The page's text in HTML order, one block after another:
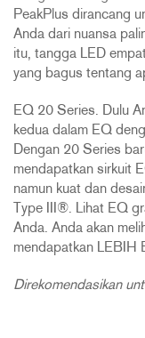
PeakPlus dirancang
Anda dari nuansa
itu, tangga LED
yang bagus tentang
EQ 20 Series. Dulu
kedua dalam EQ
Dengan 20 Series
mendapatkan sirkuit
namun kuat dan
Type III®. Lihat EQ
Anda. Anda akan
mendapatkan LEBIH
Direkomendasikan